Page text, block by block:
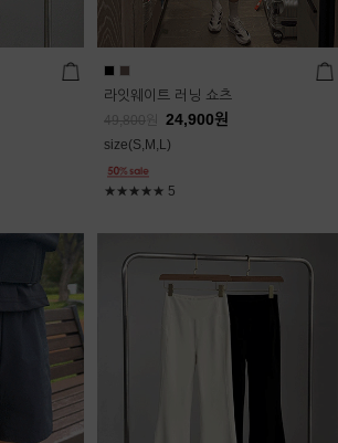
라잇웨이트 러닝 쇼츠
49,800 24,900원
size(S,M,L)
★★★★★ 5